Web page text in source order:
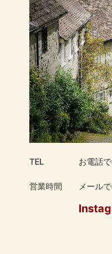
TEL お電話
営業時間 メール